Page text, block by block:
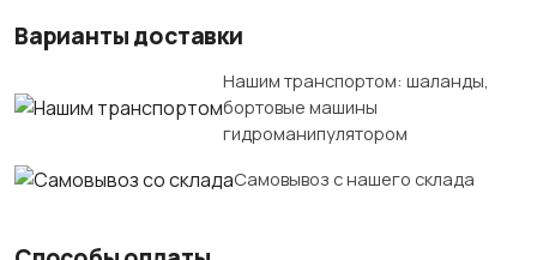
Варианты доставки
Нашим транспортом: шаланды,
бортовые машины
гидроманипулятором
Самовывоз с нашего склада